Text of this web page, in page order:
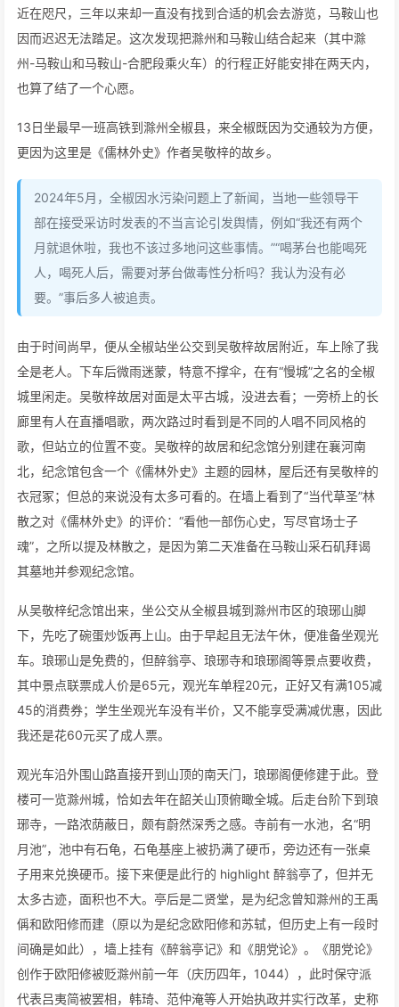
近在咫尺，三年以来却一直没有找到合适的机会去游览，马鞍山也
因而迟迟无法踏足。这次发现把滁州和马鞍山结合起来（其中滁
州-马鞍山和马鞍山-合肥段乘火车）的行程正好能安排在两天内，
也算了结了一个心愿。
13日坐最早一班高铁到滁州全椒县，来全椒既因为交通较为方便，
更因为这里是《儒林外史》作者吴敬梓的故乡。
2024年5月，全椒因水污染问题上了新闻，当地一些领导干
部在接受采访时发表的不当言论引发舆情，例如“我还有两个
月就退休啦，我也不该过多地问这些事情。”“喝茅台也能喝死
人，喝死人后，需要对茅台做毒性分析吗？我认为没有必
要。”事后多人被追责。
由于时间尚早，便从全椒站坐公交到吴敬梓故居附近，车上除了我
全是老人。下车后微雨迷蒙，特意不撑伞，在有“慢城”之名的全椒
城里闲走。吴敬梓故居对面是太平古城，没进去看；一旁桥上的长
廊里有人在直播唱歌，两次路过时看到是不同的人唱不同风格的
歌，但站立的位置不变。吴敬梓的故居和纪念馆分别建在襄河南
北，纪念馆包含一个《儒林外史》主题的园林，屋后还有吴敬梓的
衣冠冢；但总的来说没有太多可看的。在墙上看到了“当代草圣”林
散之对《儒林外史》的评价：“看他一部伤心史，写尽官场士子
魂”，之所以提及林散之，是因为第二天准备在马鞍山采石矶拜谒
其墓地并参观纪念馆。
从吴敬梓纪念馆出来，坐公交从全椒县城到滁州市区的琅琊山脚
下，先吃了碗蛋炒饭再上山。由于早起且无法午休，便准备坐观光
车。琅琊山是免费的，但醉翁亭、琅琊寺和琅琊阁等景点要收费，
其中景点联票成人价是65元，观光车单程20元，正好又有满105减
45的消费券；学生坐观光车没有半价，又不能享受满减优惠，因此
我还是花60元买了成人票。
观光车沿外围山路直接开到山顶的南天门，琅琊阁便修建于此。登
楼可一览滁州城，恰如去年在韶关山顶俯瞰全城。后走台阶下到琅
琊寺，一路浓荫蔽日，颇有蔚然深秀之感。寺前有一水池，名“明
月池”，池中有石龟，石龟基座上被扔满了硬币，旁边还有一张桌
子用来兑换硬币。接下来便是此行的 highlight 醉翁亭了，但并无
太多古迹，面积也不大。亭后是二贤堂，是为纪念曾知滁州的王禹
偁和欧阳修而建（原以为是纪念欧阳修和苏轼，但历史上有一段时
间确是如此），墙上挂有《醉翁亭记》和《朋党论》。《朋党论》
创作于欧阳修被贬滁州前一年（庆历四年，1044），此时保守派
代表吕夷简被罢相，韩琦、范仲淹等人开始执政并实行改革，史称